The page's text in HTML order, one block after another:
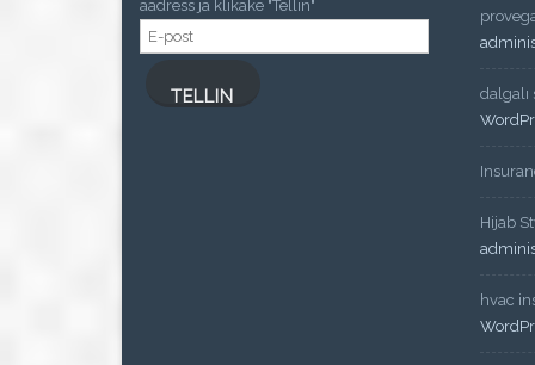
aadress ja klikake "Tellin"
E-
post
TELLIN
dalgalı
Hijab
hvac